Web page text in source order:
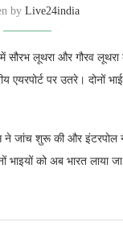
by Live24india
लूथरा और गौरव लूथरा
एयरपोर्ट पर उतरे।
शुरू की और इंटरपोल ने
को अब भारत लाया